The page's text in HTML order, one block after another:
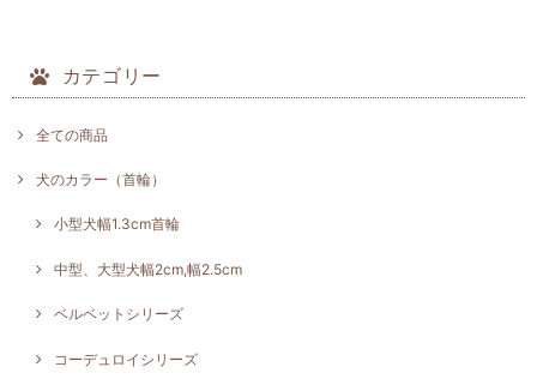
カテゴリー
全ての商品
犬のカラー（首輪）
小型犬幅1.3cm首輪
中型、大型犬幅2cm,幅2.5cm
ベルベットシリーズ
コーデュロイシリーズ